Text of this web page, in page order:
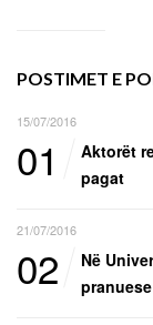
POSTIMET E
15/07/2016
01
Aktorët
pagat
21/07/2016
02
Në
pranuese